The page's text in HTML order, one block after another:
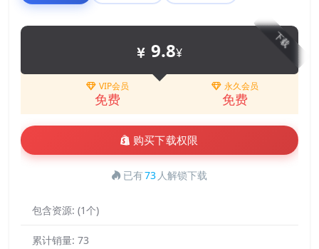
下载
9.8¥
VIP会员
免费
永久会员
免费
购买下载权限
已有73 人解锁下载
包含资源: (1个)
累计销量: 73